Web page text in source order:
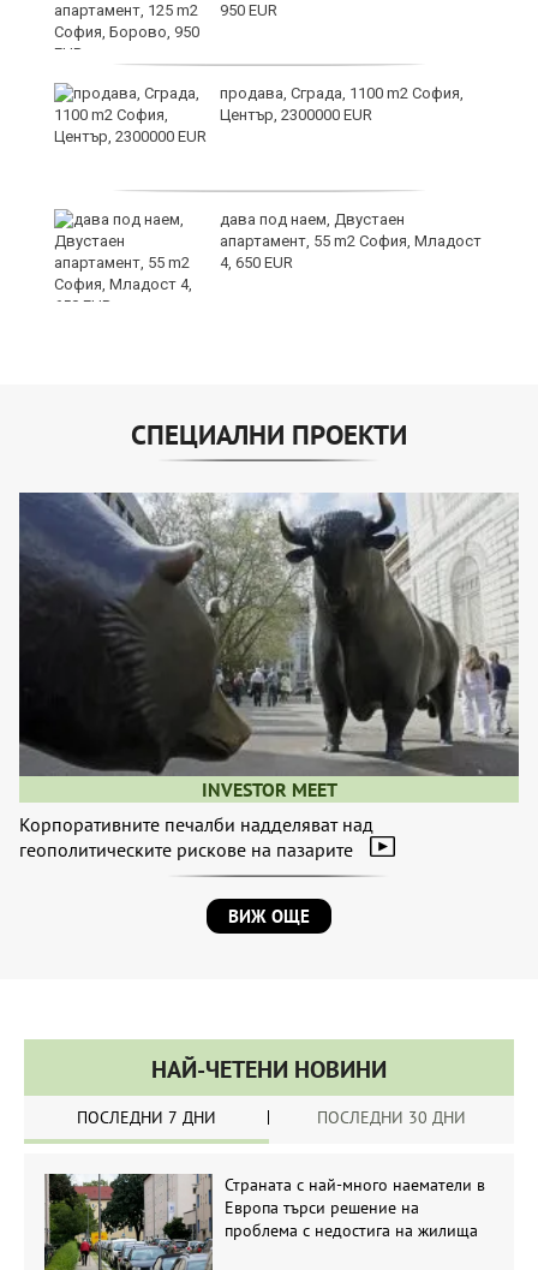
950 EUR
продава, Сграда, 1100 m2 София,
Център, 2300000 EUR
дава под наем, Двустаен
апартамент, 55 m2 София, Младост
4, 650 EUR
СПЕЦИАЛНИ ПРОЕКТИ
INVESTOR MEET
Корпоративните печалби надделяват над
геополитическите рискове на пазарите
ВИЖ ОЩЕ
НАЙ-ЧЕТЕНИ НОВИНИ
ПОСЛЕДНИ 7 ДНИ ПОСЛЕДНИ 30 ДНИ
Страната с най-много наематели в
Европа търси решение на
проблема с недостига на жилища